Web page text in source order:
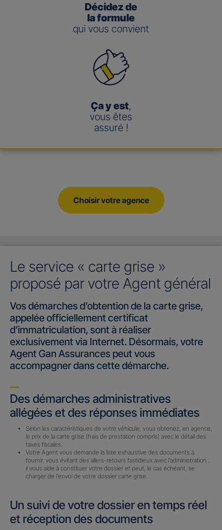
Décidez de
la formule
qui vous convient
Ça y est,
vous êtes
assuré !
Choisir votre agence
Le service « carte grise »
proposé par votre Agent général
Vos démarches d’obtention de la carte grise,
appelée officiellement certificat
d’immatriculation, sont à réaliser
exclusivement via Internet. Désormais, votre
Agent Gan Assurances peut vous
accompagner dans cette démarche.
Des démarches administratives
allégées et des réponses immédiates
Selon les caractéristiques de votre véhicule, vous obtenez, en agence,
le prix de la carte grise (frais de prestation compris) avec le détail des
taxes fiscales.
Votre Agent vous demande la liste exhaustive des documents à
fournir, vous évitant des allers-retours fastidieux avec l’administration :
il vous aide à constituer votre dossier et peut, le cas échéant, se
charger de l’envoi de votre dossier carte grise.
Un suivi de votre dossier en temps réel
et réception des documents